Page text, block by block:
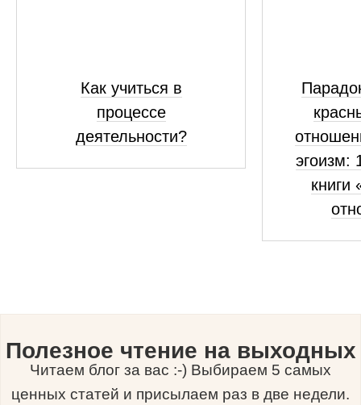
Как учиться в
процессе
деятельности?
эгоизм:
книги
Полезное чтение на выходных
Читаем блог за вас :-) Выбираем 5 самых
ценных статей и присылаем раз в две недели.